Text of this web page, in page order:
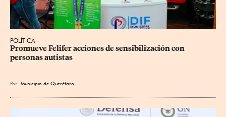
POLÍTICA
Promueve Felifer acciones de sensibilización con
personas autistas
Por Municipio de Querétaro